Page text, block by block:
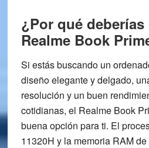
¿Por qué
Realme Book
Si estás buscando un
diseño elegante y delgado,
resolución y un buen
cotidianas, el Realme Book
buena opción para ti. El
11320H y la memoria RAM